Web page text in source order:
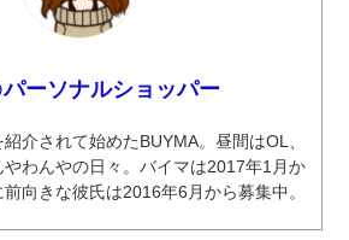
パーソナルショッパー
介されて始めたBUYMA。昼間はOL、
わんやの日々。バイマは2017年1月か
向きな彼氏は2016年6月から募集中。